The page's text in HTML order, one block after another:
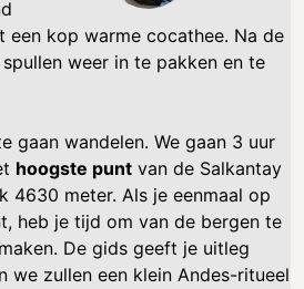
een kop warme cocathee. Na de
weer in te pakken en te
gaan wandelen. We gaan 3 uur
hoogste punt van de Salkantay
4630 meter. Als je eenmaal op
heb je tijd om van de bergen te
De gids geeft je uitleg
we zullen een klein Andes-ritueel